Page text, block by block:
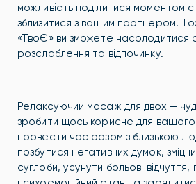
можливість поділитися моментом
зблизитися з вашим партнером.
«ТвоЄ» ви зможете насолодитися
розслаблення та відпочинку.
Релаксуючий масаж для двох —
зробити щось корисне для вашого
провести час разом з близькою
позбутися негативних думок,
суглоби, усунути больові